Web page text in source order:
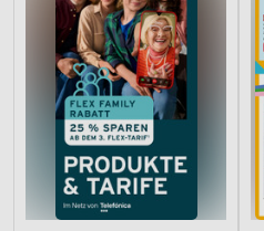
Geräte anhand von aktiv
Informationen identifizieren
Nicht-IAB-Verarbeitungszwecke:
Notwendig
Performance
Funktional